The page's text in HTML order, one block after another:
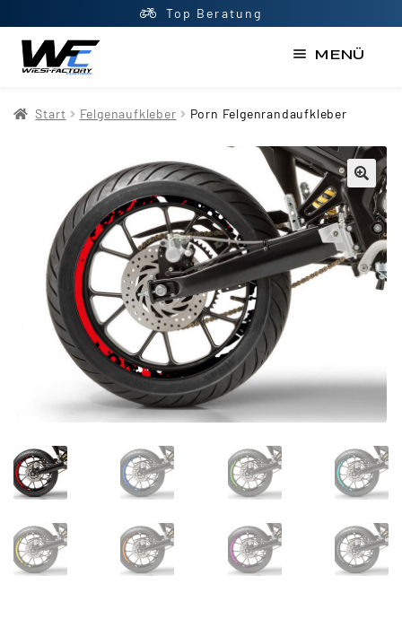
Top Beratung
MENÜ
Datenschutzerklärung
Impressum
Kasse
Kontakt
Mein Konto
Newsletter
Updraft Central
Warenkorb
Wunschliste
Start Felgenaufkleber Porn Felgenrandaufkleber